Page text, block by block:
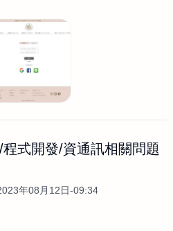
式開發/資通訊相關問題
年08月12日-09:34